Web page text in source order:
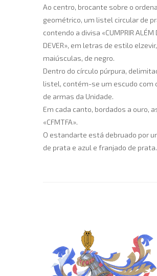
Ao centro, brocante sobre o
geométrico, um listel circular de
contendo a divisa «CUMPRIR ALÉM
DEVER», em letras de estilo elzevir,
maiúsculas, de negro.
Dentro do círculo púrpura,
listel, contém-se um escudo com
de armas da Unidade.
Em cada canto, bordados a ouro,
«CFMTFA».
O estandarte está debruado por
de prata e azul e franjado de prata.